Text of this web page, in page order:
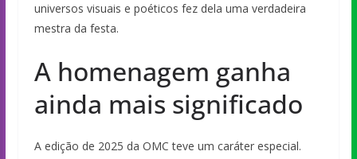
universos visuais e poéticos fez dela uma verdadeira
mestra da festa.
A homenagem ganha
ainda mais significado
A edição de 2025 da OMC teve um caráter especial.